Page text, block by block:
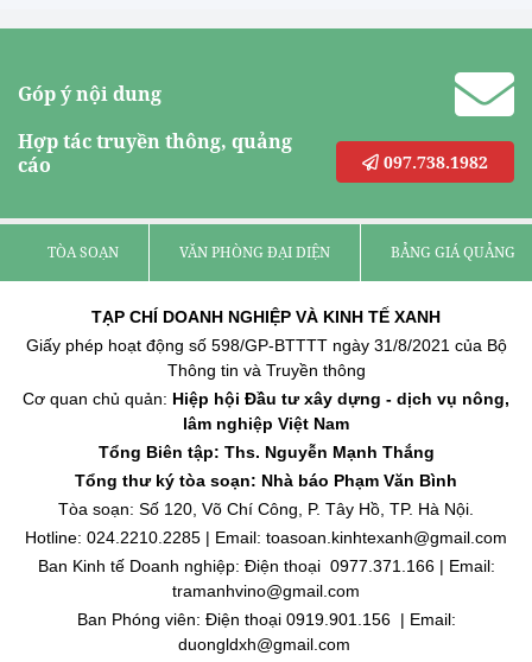
Góp ý nội dung
Hợp tác truyền thông, quảng
cáo
097.738.1982
TÒA SOẠN VĂN PHÒNG ĐẠI DIỆN BẢNG GIÁ QUẢNG
TẠP CHÍ DOANH NGHIỆP VÀ KINH TẾ XANH
Giấy phép hoạt động số 598/GP-BTTTT ngày 31/8/2021 của Bộ
Thông tin và Truyền thông
Cơ quan chủ quản: Hiệp hội Đầu tư xây dựng - dịch vụ nông,
lâm nghiệp Việt Nam
Tổng Biên tập: Ths. Nguyễn Mạnh Thắng
Tổng thư ký tòa soạn: Nhà báo Phạm Văn Bình
Tòa soạn: Số 120, Võ Chí Công, P. Tây Hồ, TP. Hà Nội.
Hotline: 024.2210.2285 | Email: toasoan.kinhtexanh@gmail.com
Ban Kinh tế Doanh nghiệp: Điện thoại 0977.371.166 | Email:
tramanhvino@gmail.com
Ban Phóng viên: Điện thoại 0919.901.156 | Email:
duongldxh@gmail.com